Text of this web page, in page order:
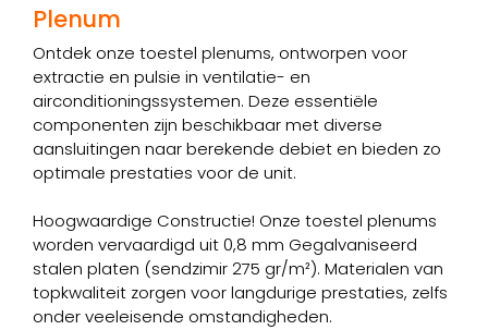
Plenum
Ontdek onze toestel plenums, ontworpen voor
extractie en pulsie in ventilatie- en
airconditioningssystemen. Deze essentiële
componenten zijn beschikbaar met diverse
aansluitingen naar berekende debiet en bieden zo
optimale prestaties voor de unit.
Hoogwaardige Constructie! Onze toestel plenums
worden vervaardigd uit 0,8 mm Gegalvaniseerd
stalen platen (sendzimir 275 gr/m²). Materialen van
topkwaliteit zorgen voor langdurige prestaties, zelfs
onder veeleisende omstandigheden.